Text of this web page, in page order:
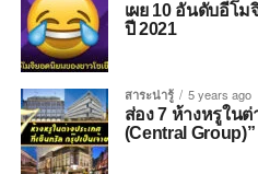
เผย 10 อันดับอีโ
ปี 2021
สาระน่ารู้ 5 years ago
ส่อง 7 ห้างหรูในต่
(Central Group)”